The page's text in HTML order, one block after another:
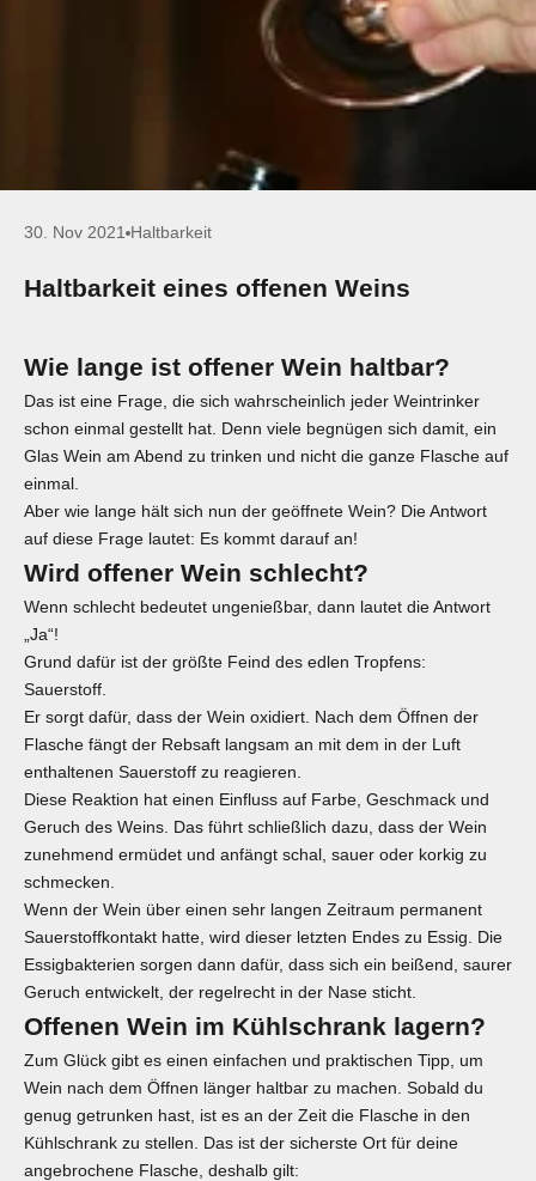
30. Nov 2021 Haltbarkeit
Haltbarkeit eines offenen Weins
Wie lange ist offener Wein haltbar?
Das ist eine Frage, die sich wahrscheinlich jeder Weintrinker
schon einmal gestellt hat. Denn viele begnügen sich damit, ein
Glas Wein am Abend zu trinken und nicht die ganze Flasche auf
einmal.
Aber wie lange hält sich nun der geöffnete Wein? Die Antwort
auf diese Frage lautet: Es kommt darauf an!
Wird offener Wein schlecht?
Wenn schlecht bedeutet ungenießbar, dann lautet die Antwort
„Ja“!
Grund dafür ist der größte Feind des edlen Tropfens:
Sauerstoff.
Er sorgt dafür, dass der Wein oxidiert. Nach dem Öffnen der
Flasche fängt der Rebsaft langsam an mit dem in der Luft
enthaltenen Sauerstoff zu reagieren.
Diese Reaktion hat einen Einfluss auf Farbe, Geschmack und
Geruch des Weins. Das führt schließlich dazu, dass der Wein
zunehmend ermüdet und anfängt schal, sauer oder korkig zu
schmecken.
Wenn der Wein über einen sehr langen Zeitraum permanent
Sauerstoffkontakt hatte, wird dieser letzten Endes zu Essig. Die
Essigbakterien sorgen dann dafür, dass sich ein beißend, saurer
Geruch entwickelt, der regelrecht in der Nase sticht.
Offenen Wein im Kühlschrank lagern?
Zum Glück gibt es einen einfachen und praktischen Tipp, um
Wein nach dem Öffnen länger haltbar zu machen. Sobald du
genug getrunken hast, ist es an der Zeit die Flasche in den
Kühlschrank zu stellen. Das ist der sicherste Ort für deine
angebrochene Flasche, deshalb gilt: